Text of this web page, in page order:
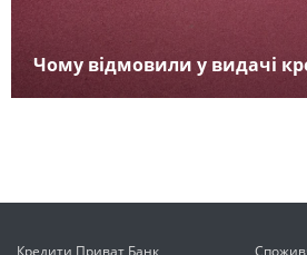
Чому відмовили у видачі